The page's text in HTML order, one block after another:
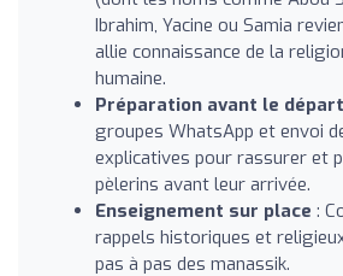
Ibrahim, Yacine ou Samia
allie connaissance de la
humaine.
Préparation avant le départ
groupes WhatsApp et envoi
explicatives pour rassurer et
pèlerins avant leur arrivée.
Enseignement sur place :
rappels historiques et
pas à pas des manassik.